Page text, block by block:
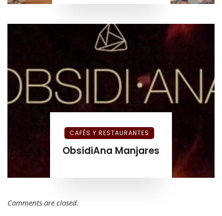
CAFÉS Y RESTAURANTES
ObsidiAna Manjares
Comments are closed.